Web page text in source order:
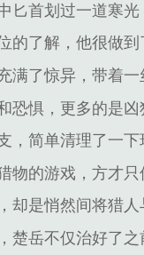
匕首划过一道寒光
的了解，他很做
满了惊异，带着
恐惧，更多的是凶
，简单清理了一
物的游戏，方才只
却是悄然间将猎人
楚岳不仅治好了之